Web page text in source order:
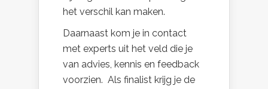
het verschil kan maken.
Daarnaast kom je in contact
met experts uit het veld die je
van advies, kennis en feedback
voorzien. Als finalist krijg je de